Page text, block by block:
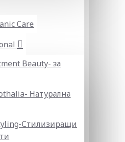
Care
Beauty- за
Натурална
Стилизиращи